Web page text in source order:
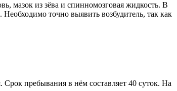
мазок из зёва и спинномозговая жидкость. В
точно выявить возбудитель, так как
Срок пребывания в нём составляет 40 суток. На